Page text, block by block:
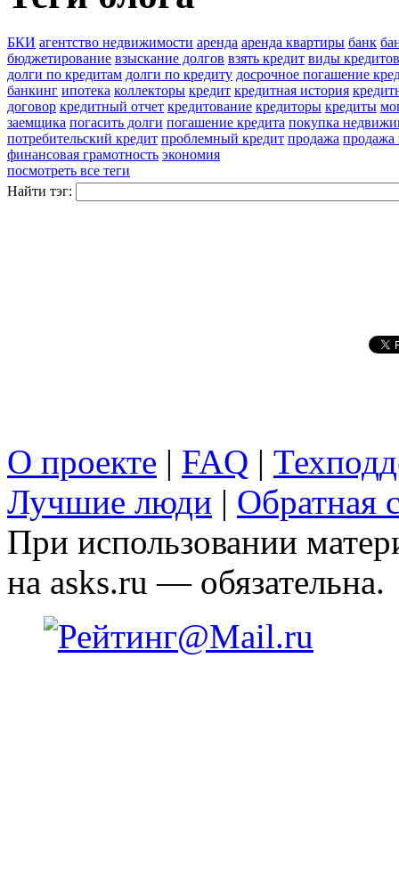
БКИ агентство недвижимости аренда аренда квартиры банк
бюджетирование взыскание долгов взять кредит виды кредитов
долги по кредитам долги по кредиту досрочное погашение
банкинг ипотека коллекторы кредит кредитная история
договор кредитный отчет кредитование кредиторы кредиты
заемщика погасить долги погашение кредита покупка
потребительский кредит проблемный кредит продажа продажа
финансовая грамотность экономия
посмотреть все теги
Найти тэг:
О проекте | FAQ |
Лучшие люди | Обратная
При использовании
на asks.ru — обязательна.